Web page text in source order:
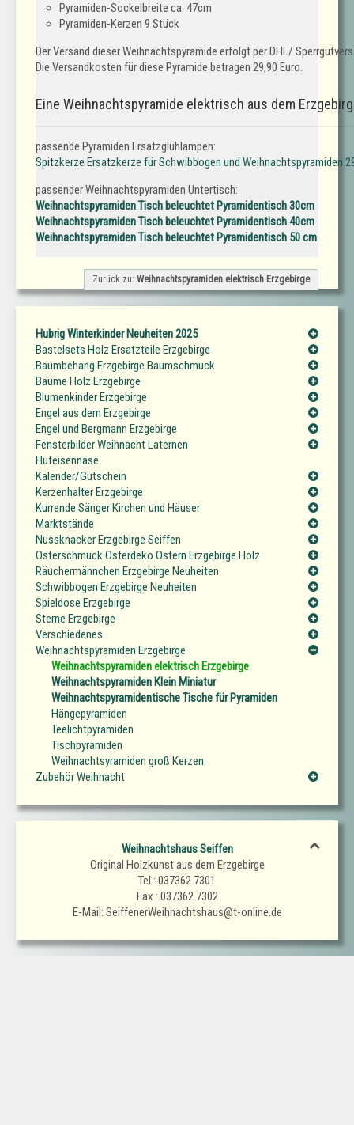
Pyramiden-Sockelbreite ca. 47cm
Pyramiden-Kerzen 9 Stück
Der Versand dieser Weihnachtspyramide erfolgt per DHL/
Die Versandkosten für diese Pyramide betragen 29,90 Euro.
Eine Weihnachtspyramide elektrisch aus dem
passende Pyramiden Ersatzglühlampen:
Spitzkerze Ersatzkerze für Schwibbogen und Weihnachtspyramiden
passender Weihnachtspyramiden Untertisch:
Weihnachtspyramiden Tisch beleuchtet Pyramidentisch 30cm
Weihnachtspyramiden Tisch beleuchtet Pyramidentisch 40cm
Weihnachtspyramiden Tisch beleuchtet Pyramidentisch 50 cm
Zurück zu: Weihnachtspyramiden elektrisch Erzgebirge
Hubrig Winterkinder Neuheiten 2025
Bastelsets Holz Ersatzteile Erzgebirge
Baumbehang Erzgebirge Baumschmuck
Bäume Holz Erzgebirge
Blumenkinder Erzgebirge
Engel aus dem Erzgebirge
Engel und Bergmann Erzgebirge
Fensterbilder Weihnacht Laternen
Hufeisennase
Kalender/Gutschein
Kerzenhalter Erzgebirge
Kurrende Sänger Kirchen und Häuser
Marktstände
Nussknacker Erzgebirge Seiffen
Osterschmuck Osterdeko Ostern Erzgebirge Holz
Räuchermännchen Erzgebirge Neuheiten
Schwibbogen Erzgebirge Neuheiten
Spieldose Erzgebirge
Sterne Erzgebirge
Verschiedenes
Weihnachtspyramiden Erzgebirge
Weihnachtspyramiden elektrisch Erzgebirge
Weihnachtspyramiden Klein Miniatur
Weihnachtspyramidentische Tische für Pyramiden
Hängepyramiden
Teelichtpyramiden
Tischpyramiden
Weihnachtsyramiden groß Kerzen
Zubehör Weihnacht
Weihnachtshaus Seiffen
Original Holzkunst aus dem Erzgebirge
Tel.: 037362 7301
Fax.: 037362 7302
E-Mail: SeiffenerWeihnachtshaus@t-online.de